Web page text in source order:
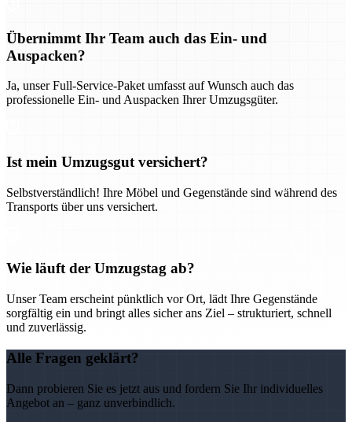
Übernimmt Ihr Team auch das Ein- und
Auspacken?
Ja, unser Full-Service-Paket umfasst auf Wunsch auch das
professionelle Ein- und Auspacken Ihrer Umzugsgüter.
Ist mein Umzugsgut versichert?
Selbstverständlich! Ihre Möbel und Gegenstände sind während des
Transports über uns versichert.
Wie läuft der Umzugstag ab?
Unser Team erscheint pünktlich vor Ort, lädt Ihre Gegenstände
sorgfältig ein und bringt alles sicher ans Ziel – strukturiert, schnell
und zuverlässig.
Alle Fragen geklärt?
Dann probieren Sie es jetzt aus und fordern Sie Ihr individuelles
Angebot an – ganz unverbindlich.